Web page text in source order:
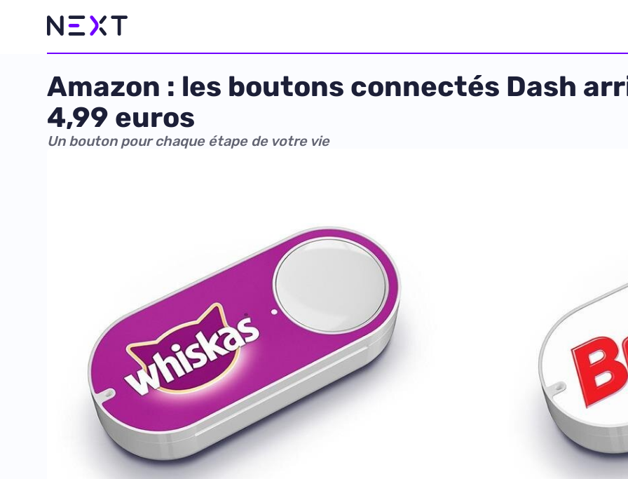
Amazon : les boutons connectés Dash
4,99 euros
Un bouton pour chaque étape de votre vie